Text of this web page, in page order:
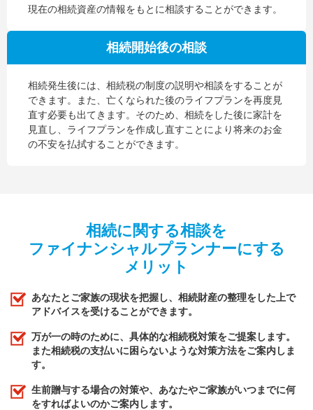
現在の相続資産の情報をもとに相談することができます。
相続開始後の相談
相続発生後には、相続税の制度の説明や相談をすることが
できます。また、亡くなられた後のライフプランを再度見
直す必要も出てきます。そのため、相続をした後に家計を
見直し、ライフプランを作成し直すことにより将来のお金
の不安を払拭することができます。
相続に関する相談を
ファイナンシャルプランナーにする
メリット
あなたとご家族の現状を把握し、相続財産の整理をした上で
アドバイスを受けることができます。
万が一の時のために、具体的な相続税対策をご提案します。
また相続税の支払いに困らないような対策方法をご案内しま
す。
生前贈与する場合の対策や、あなたやご家族がいつまでに何
をすればよいのかご案内します。